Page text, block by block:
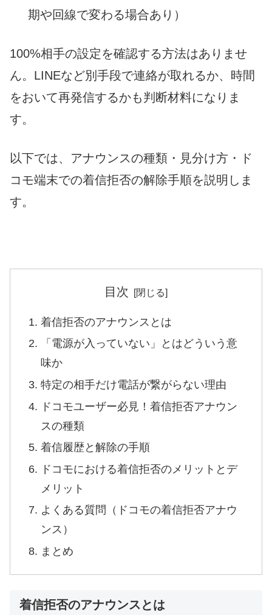
期や回線で変わる場合あり）
100%相手の設定を確認する方法はありませ
ん。LINEなど別手段で連絡が取れるか、時間
をおいて再発信するかも判断材料になりま
す。
以下では、アナウンスの種類・見分け方・ド
コモ端末での着信拒否の解除手順を説明しま
す。
目次
着信拒否のアナウンスとは
「電源が入っていない」とはどういう意
味か
特定の相手だけ電話が繋がらない理由
ドコモユーザー必見！着信拒否アナウン
スの種類
着信履歴と解除の手順
ドコモにおける着信拒否のメリットとデ
メリット
よくある質問（ドコモの着信拒否アナウ
ンス）
まとめ
着信拒否のアナウンスとは